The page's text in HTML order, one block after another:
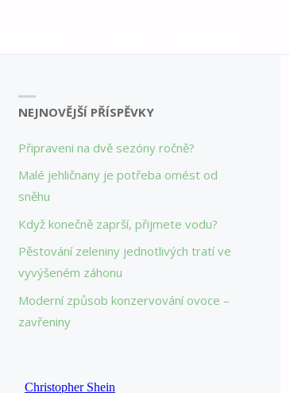
NEJNOVĚJŠÍ PŘÍSPĚVKY
Připraveni na dvě sezóny ročně?
Malé jehličnany je potřeba omést od
sněhu
Když konečně zaprší, přijmete vodu?
Pěstování zeleniny jednotlivých tratí ve
vyvýšeném záhonu
Moderní způsob konzervování ovoce –
zavřeniny